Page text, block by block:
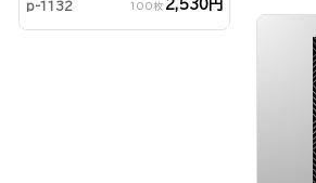
p-1132 100枚 2,530円